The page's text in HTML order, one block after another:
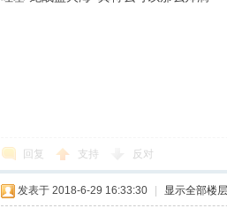
回复 支持 反对
发表于 2018-6-29 16:33:30 显示全部楼层